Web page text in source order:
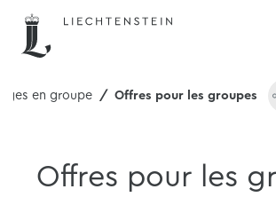
en groupe Offres pour les groupes
Offres pour les